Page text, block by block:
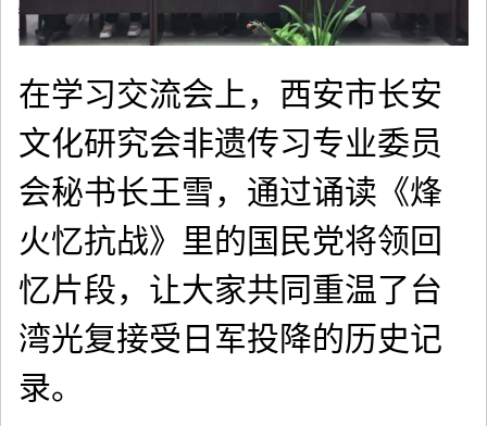
在学习交流会上，西安市长安
文化研究会非遗传习专业委员
会秘书长王雪，通过诵读《烽
火忆抗战》里的国民党将领回
忆片段，让大家共同重温了台
湾光复接受日军投降的历史记
录。